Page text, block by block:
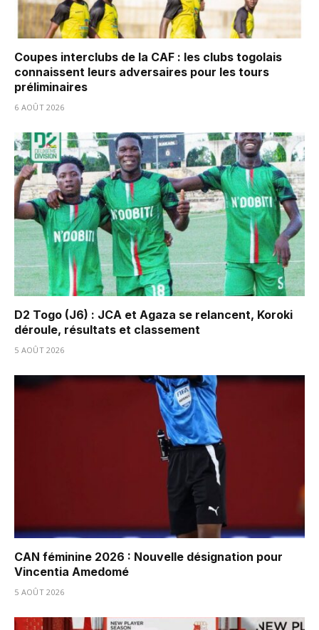
Coupes interclubs de la CAF : les clubs togolais
connaissent leurs adversaires pour les tours
préliminaires
6 AOÛT 2026
D2 Togo (J6) : JCA et Agaza se relancent, Koroki
déroule, résultats et classement
5 AOÛT 2026
CAN féminine 2026 : Nouvelle désignation pour
Vincentia Amedomé
5 AOÛT 2026